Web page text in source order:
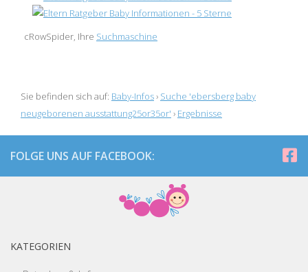
cRowSpider, Ihre Suchmaschine
Sie befinden sich auf: Baby-Infos› Suche 'ebersberg baby
neugeborenen ausstattung25or35or' › Ergebnisse
FOLGE UNS AUF FACEBOOK:
KATEGORIEN